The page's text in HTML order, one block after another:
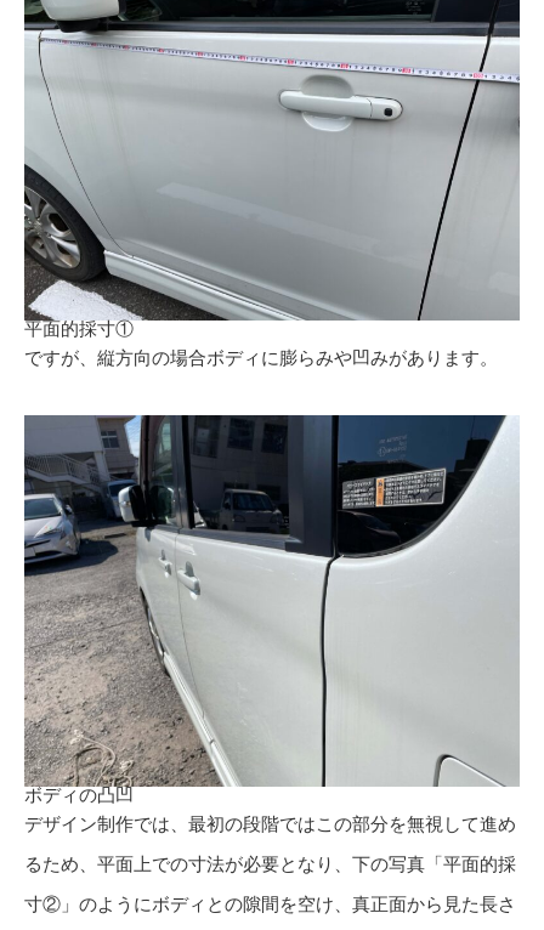
平面的採寸①
ですが、縦方向の場合ボディに膨らみや凹みがあります。
ボディの凸凹
デザイン制作では、最初の段階ではこの部分を無視して進め
るため、平面上での寸法が必要となり、下の写真「平面的採
寸②」のようにボディとの隙間を空け、真正面から見た長さ